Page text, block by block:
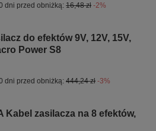
dni przed obniżką: 16,48 zł -2%
do efektów 9V, 12V, 15V,
Power S8
dni przed obniżką: 444,24 zł -3%
Kabel zasilacza na 8 efektów,